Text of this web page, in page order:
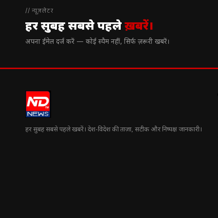
// न्यूज़लेटर
हर सुबह सबसे पहलेख़बरें।
अपना ईमेल दर्ज करें — कोई स्पैम नहीं, सिर्फ ज़रूरी खबरें।
हर सुबह सबसे पहले खबरें। देश-विदेश की ताज़ा, सटीक और निष्पक्ष जानकारी।